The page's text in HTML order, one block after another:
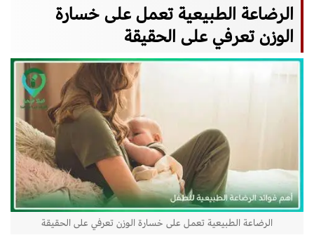
الرضاعة الطبيعية تعمل على خسارة
الوزن تعرفي على الحقيقة
الرضاعة الطبيعية تعمل على خسارة الوزن تعرفي على الحقيقة